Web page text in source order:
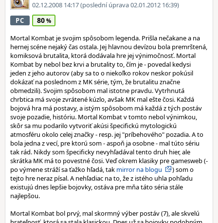
02.12.2008 14:17(poslední úprava 02.01.2012 16:39)
PC 80
Mortal Kombat je svojim spôsobom legenda. Prišla nečakane a na
hernej scéne nejaký čas ostala. Jej hlavnou devízou bola premrštená,
komiksová brutalita, ktorá dodávala hre jej výnimočnosť. Mortal
Kombat by nebol bez krvi a brutality to, čím je - povedal kedysi
jeden z jeho autorov (aby sa to o niekoľko rokov neskor pokúsil
dokázať na poslednom z MK série, tým, že brutalitu značne
obmedzili). Svojim spôsobom mal istotne pravdu. Vytrhnutá
chrbtica má svoje zvrátené kúzlo, avšak MK mal ešte čosi. Každá
bojová hra má postavy, a istým spôsobom má každá z tých postáv
svoje pozadie, históriu. Mortal Kombat v tomto nebol výnimkou,
skôr sa mu podarilo vytvoriť akúsi špecifickú mytologickú
atmosféru okolo celej značky - resp. jej "príbehového" pozadia. A to
bola jedna z vecí, pre ktorú som - aspoň ja osobne - mal túto sériu
tak rád. Nikdy som špecificky nevyhľadával tento druh hier, ale
skrátka MK má to povestné čosi. Veď okrem klasiky pre gamesweb (-
po výmene stráží sa ťažko hľadá, tak mirror na blogu
) som o
tejto hre neraz písal. A nehľadiac na to, že z istého uhla pohľadu
existujú dnes lepšie bojovky, ostáva pre mňa táto séria stále
najlepšou.
Mortal Kombat bol prvý, mal skormný výber postáv (7), ale skvelú